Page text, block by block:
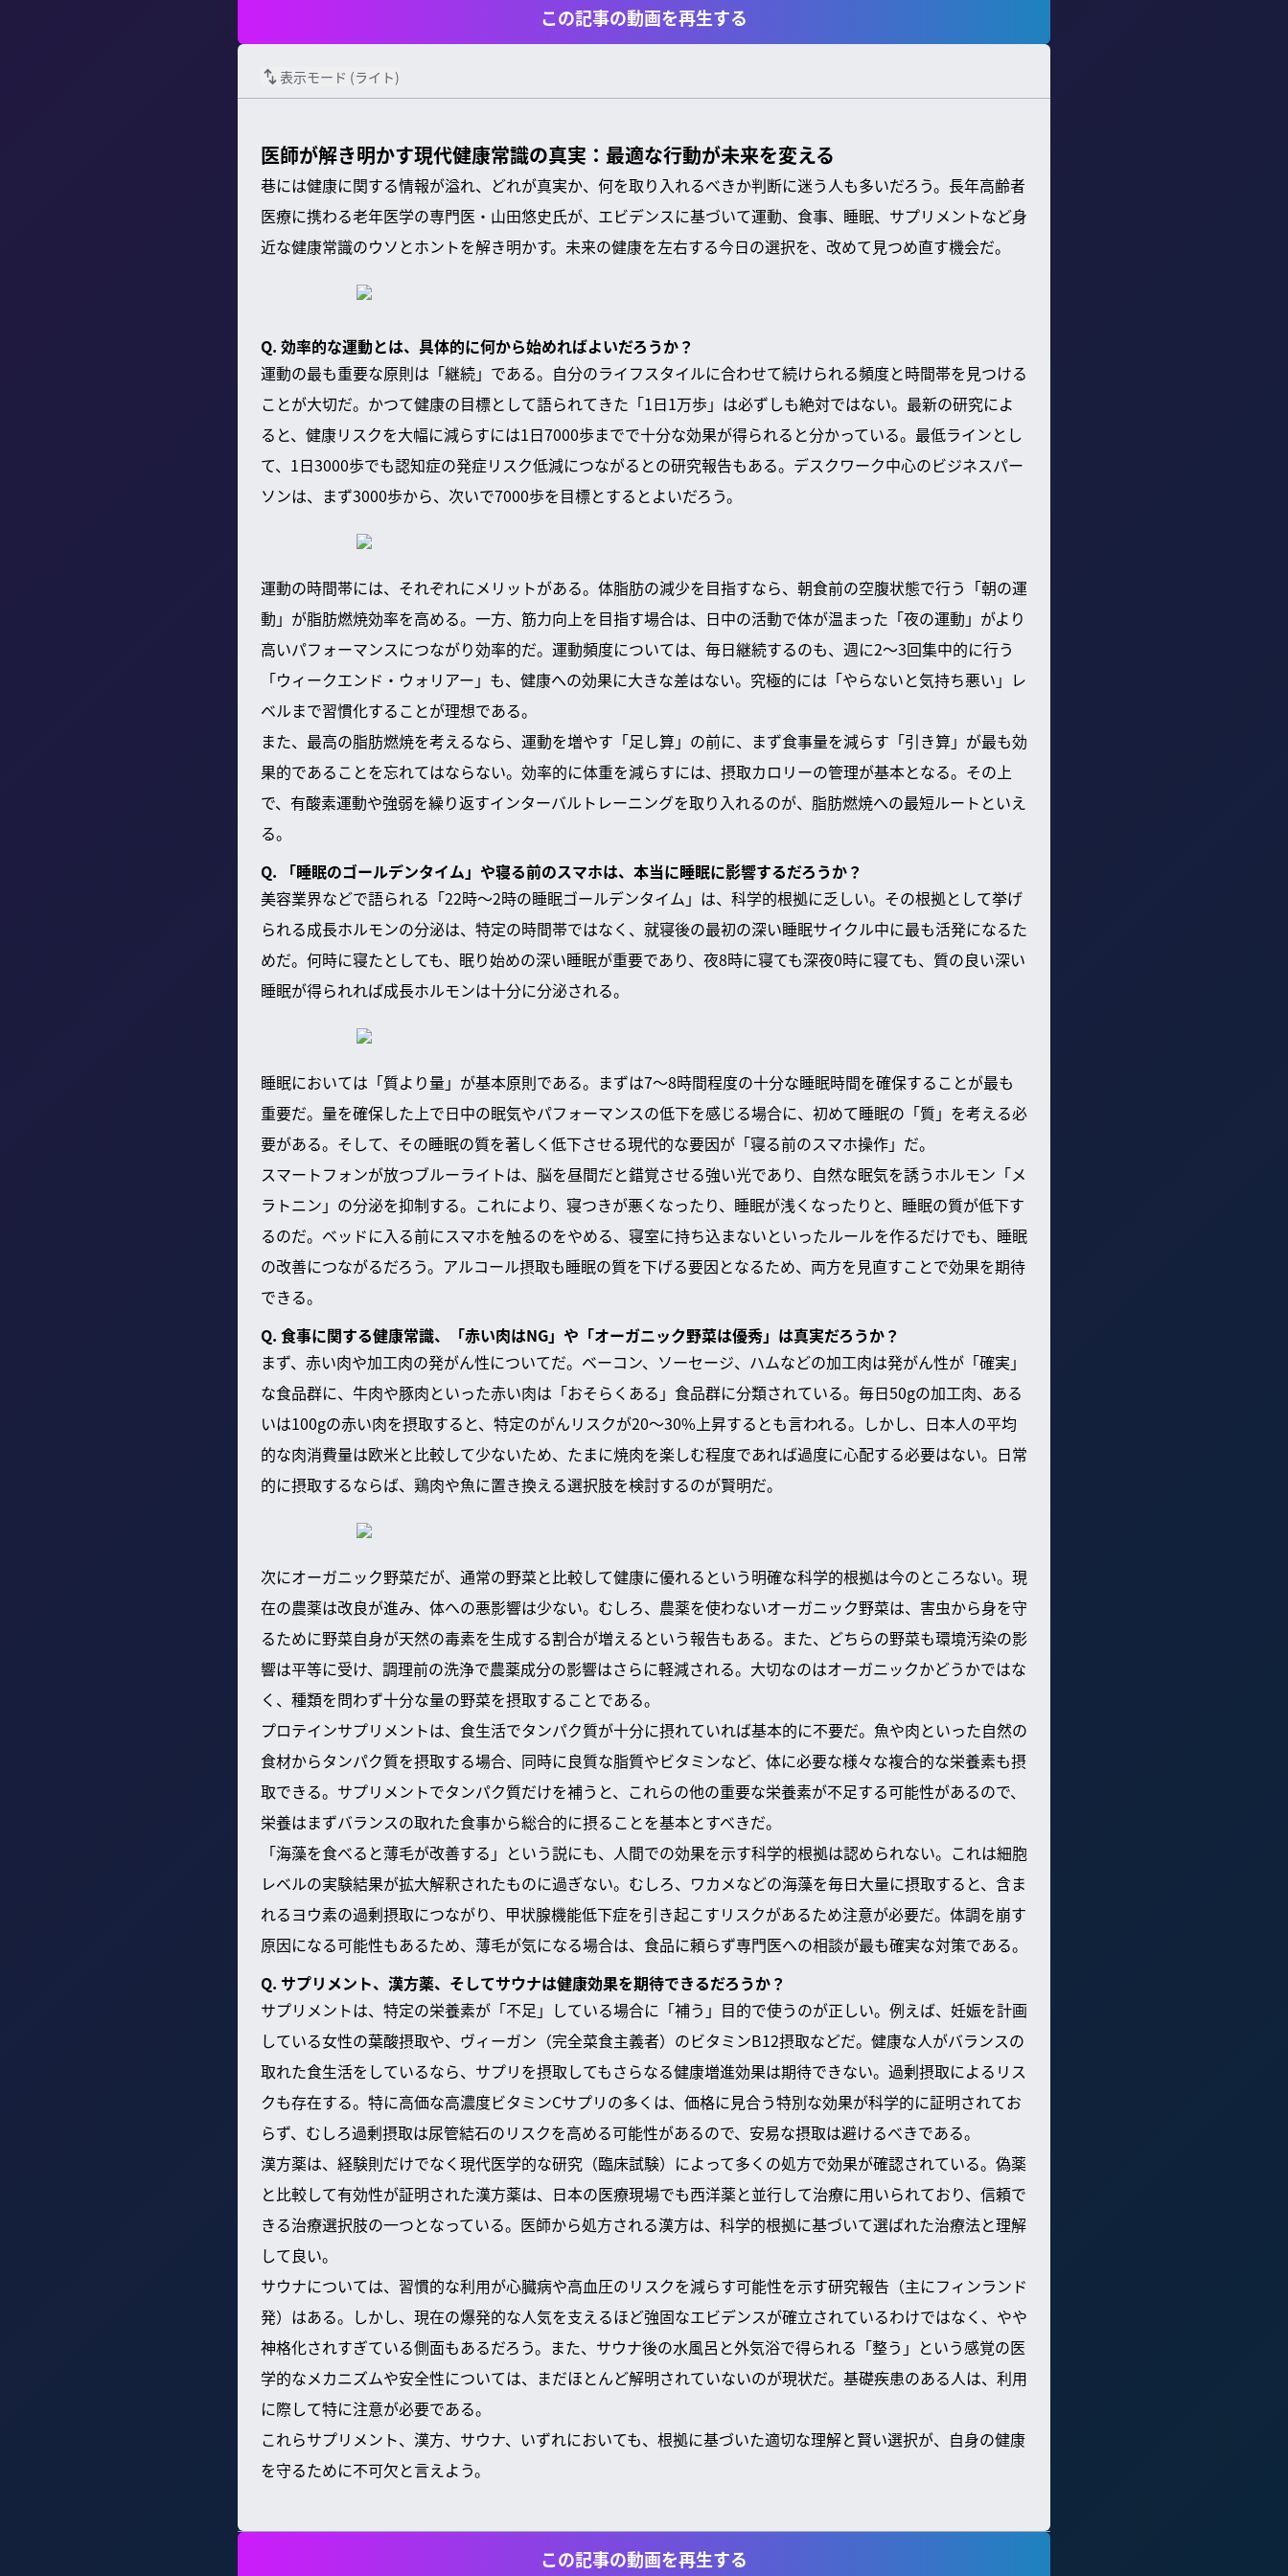
この記事の動画を再生する
表示モード (ライト)
医師が解き明かす現代健康常識の真実：最適な行動が未来を変える
巷には健康に関する情報が溢れ、どれが真実か、何を取り入れるべきか判断に迷う人も多いだろう。長年高齢者
医療に携わる老年医学の専門医・山田悠史氏が、エビデンスに基づいて運動、食事、睡眠、サプリメントなど身
近な健康常識のウソとホントを解き明かす。未来の健康を左右する今日の選択を、改めて見つめ直す機会だ。
Q. 効率的な運動とは、具体的に何から始めればよいだろうか？
運動の最も重要な原則は「継続」である。自分のライフスタイルに合わせて続けられる頻度と時間帯を見つける
ことが大切だ。かつて健康の目標として語られてきた「1日1万歩」は必ずしも絶対ではない。最新の研究によ
ると、健康リスクを大幅に減らすには1日7000歩までで十分な効果が得られると分かっている。最低ラインとし
て、1日3000歩でも認知症の発症リスク低減につながるとの研究報告もある。デスクワーク中心のビジネスパー
ソンは、まず3000歩から、次いで7000歩を目標とするとよいだろう。
運動の時間帯には、それぞれにメリットがある。体脂肪の減少を目指すなら、朝食前の空腹状態で行う「朝の運
動」が脂肪燃焼効率を高める。一方、筋力向上を目指す場合は、日中の活動で体が温まった「夜の運動」がより
高いパフォーマンスにつながり効率的だ。運動頻度については、毎日継続するのも、週に2～3回集中的に行う
「ウィークエンド・ウォリアー」も、健康への効果に大きな差はない。究極的には「やらないと気持ち悪い」レ
ベルまで習慣化することが理想である。
また、最高の脂肪燃焼を考えるなら、運動を増やす「足し算」の前に、まず食事量を減らす「引き算」が最も効
果的であることを忘れてはならない。効率的に体重を減らすには、摂取カロリーの管理が基本となる。その上
で、有酸素運動や強弱を繰り返すインターバルトレーニングを取り入れるのが、脂肪燃焼への最短ルートといえ
る。
Q. 「睡眠のゴールデンタイム」や寝る前のスマホは、本当に睡眠に影響するだろうか？
美容業界などで語られる「22時～2時の睡眠ゴールデンタイム」は、科学的根拠に乏しい。その根拠として挙げ
られる成長ホルモンの分泌は、特定の時間帯ではなく、就寝後の最初の深い睡眠サイクル中に最も活発になるた
めだ。何時に寝たとしても、眠り始めの深い睡眠が重要であり、夜8時に寝ても深夜0時に寝ても、質の良い深い
睡眠が得られれば成長ホルモンは十分に分泌される。
睡眠においては「質より量」が基本原則である。まずは7～8時間程度の十分な睡眠時間を確保することが最も
重要だ。量を確保した上で日中の眠気やパフォーマンスの低下を感じる場合に、初めて睡眠の「質」を考える必
要がある。そして、その睡眠の質を著しく低下させる現代的な要因が「寝る前のスマホ操作」だ。
スマートフォンが放つブルーライトは、脳を昼間だと錯覚させる強い光であり、自然な眠気を誘うホルモン「メ
ラトニン」の分泌を抑制する。これにより、寝つきが悪くなったり、睡眠が浅くなったりと、睡眠の質が低下す
るのだ。ベッドに入る前にスマホを触るのをやめる、寝室に持ち込まないといったルールを作るだけでも、睡眠
の改善につながるだろう。アルコール摂取も睡眠の質を下げる要因となるため、両方を見直すことで効果を期待
できる。
Q. 食事に関する健康常識、「赤い肉はNG」や「オーガニック野菜は優秀」は真実だろうか？
まず、赤い肉や加工肉の発がん性についてだ。ベーコン、ソーセージ、ハムなどの加工肉は発がん性が「確実」
な食品群に、牛肉や豚肉といった赤い肉は「おそらくある」食品群に分類されている。毎日50gの加工肉、ある
いは100gの赤い肉を摂取すると、特定のがんリスクが20～30%上昇するとも言われる。しかし、日本人の平均
的な肉消費量は欧米と比較して少ないため、たまに焼肉を楽しむ程度であれば過度に心配する必要はない。日常
的に摂取するならば、鶏肉や魚に置き換える選択肢を検討するのが賢明だ。
次にオーガニック野菜だが、通常の野菜と比較して健康に優れるという明確な科学的根拠は今のところない。現
在の農薬は改良が進み、体への悪影響は少ない。むしろ、農薬を使わないオーガニック野菜は、害虫から身を守
るために野菜自身が天然の毒素を生成する割合が増えるという報告もある。また、どちらの野菜も環境汚染の影
響は平等に受け、調理前の洗浄で農薬成分の影響はさらに軽減される。大切なのはオーガニックかどうかではな
く、種類を問わず十分な量の野菜を摂取することである。
プロテインサプリメントは、食生活でタンパク質が十分に摂れていれば基本的に不要だ。魚や肉といった自然の
食材からタンパク質を摂取する場合、同時に良質な脂質やビタミンなど、体に必要な様々な複合的な栄養素も摂
取できる。サプリメントでタンパク質だけを補うと、これらの他の重要な栄養素が不足する可能性があるので、
栄養はまずバランスの取れた食事から総合的に摂ることを基本とすべきだ。
「海藻を食べると薄毛が改善する」という説にも、人間での効果を示す科学的根拠は認められない。これは細胞
レベルの実験結果が拡大解釈されたものに過ぎない。むしろ、ワカメなどの海藻を毎日大量に摂取すると、含ま
れるヨウ素の過剰摂取につながり、甲状腺機能低下症を引き起こすリスクがあるため注意が必要だ。体調を崩す
原因になる可能性もあるため、薄毛が気になる場合は、食品に頼らず専門医への相談が最も確実な対策である。
Q. サプリメント、漢方薬、そしてサウナは健康効果を期待できるだろうか？
サプリメントは、特定の栄養素が「不足」している場合に「補う」目的で使うのが正しい。例えば、妊娠を計画
している女性の葉酸摂取や、ヴィーガン（完全菜食主義者）のビタミンB12摂取などだ。健康な人がバランスの
取れた食生活をしているなら、サプリを摂取してもさらなる健康増進効果は期待できない。過剰摂取によるリス
クも存在する。特に高価な高濃度ビタミンCサプリの多くは、価格に見合う特別な効果が科学的に証明されてお
らず、むしろ過剰摂取は尿管結石のリスクを高める可能性があるので、安易な摂取は避けるべきである。
漢方薬は、経験則だけでなく現代医学的な研究（臨床試験）によって多くの処方で効果が確認されている。偽薬
と比較して有効性が証明された漢方薬は、日本の医療現場でも西洋薬と並行して治療に用いられており、信頼で
きる治療選択肢の一つとなっている。医師から処方される漢方は、科学的根拠に基づいて選ばれた治療法と理解
して良い。
サウナについては、習慣的な利用が心臓病や高血圧のリスクを減らす可能性を示す研究報告（主にフィンランド
発）はある。しかし、現在の爆発的な人気を支えるほど強固なエビデンスが確立されているわけではなく、やや
神格化されすぎている側面もあるだろう。また、サウナ後の水風呂と外気浴で得られる「整う」という感覚の医
学的なメカニズムや安全性については、まだほとんど解明されていないのが現状だ。基礎疾患のある人は、利用
に際して特に注意が必要である。
これらサプリメント、漢方、サウナ、いずれにおいても、根拠に基づいた適切な理解と賢い選択が、自身の健康
を守るために不可欠と言えよう。
この記事の動画を再生する